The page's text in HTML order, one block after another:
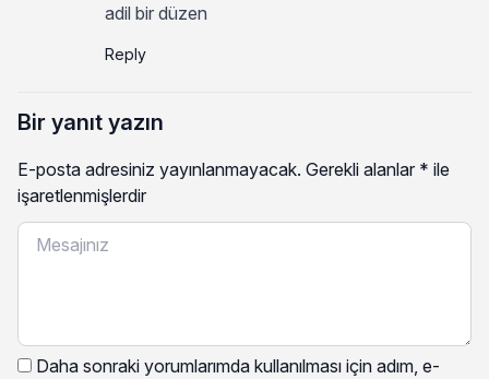
adil bir düzen
Reply
Bir yanıt yazın
E-posta adresiniz yayınlanmayacak. Gerekli alanlar * ile
işaretlenmişlerdir
Daha sonraki yorumlarımda kullanılması için adım, e-